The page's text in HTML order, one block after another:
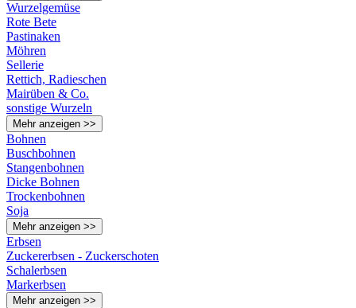
Wurzelgemüse
Rote Bete
Pastinaken
Möhren
Sellerie
Rettich, Radieschen
Mairüben & Co.
sonstige Wurzeln
Mehr anzeigen >>
Bohnen
Buschbohnen
Stangenbohnen
Dicke Bohnen
Trockenbohnen
Soja
Mehr anzeigen >>
Erbsen
Zuckererbsen - Zuckerschoten
Schalerbsen
Markerbsen
Mehr anzeigen >>